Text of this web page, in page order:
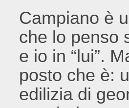
Campiano è
che lo penso
e io in “lui”.
posto che è:
edilizia di